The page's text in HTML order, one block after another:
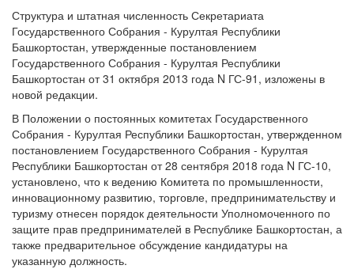
Структура и штатная численность Секретариата
Государственного Собрания - Курултая Республики
Башкортостан, утвержденные постановлением
Государственного Собрания - Курултая Республики
Башкортостан от 31 октября 2013 года N ГС-91, изложены в
новой редакции.
В Положении о постоянных комитетах Государственного
Собрания - Курултая Республики Башкортостан, утвержденном
постановлением Государственного Собрания - Курултая
Республики Башкортостан от 28 сентября 2018 года N ГС-10,
установлено, что к ведению Комитета по промышленности,
инновационному развитию, торговле, предпринимательству и
туризму отнесен порядок деятельности Уполномоченного по
защите прав предпринимателей в Республике Башкортостан, а
также предварительное обсуждение кандидатуры на
указанную должность.